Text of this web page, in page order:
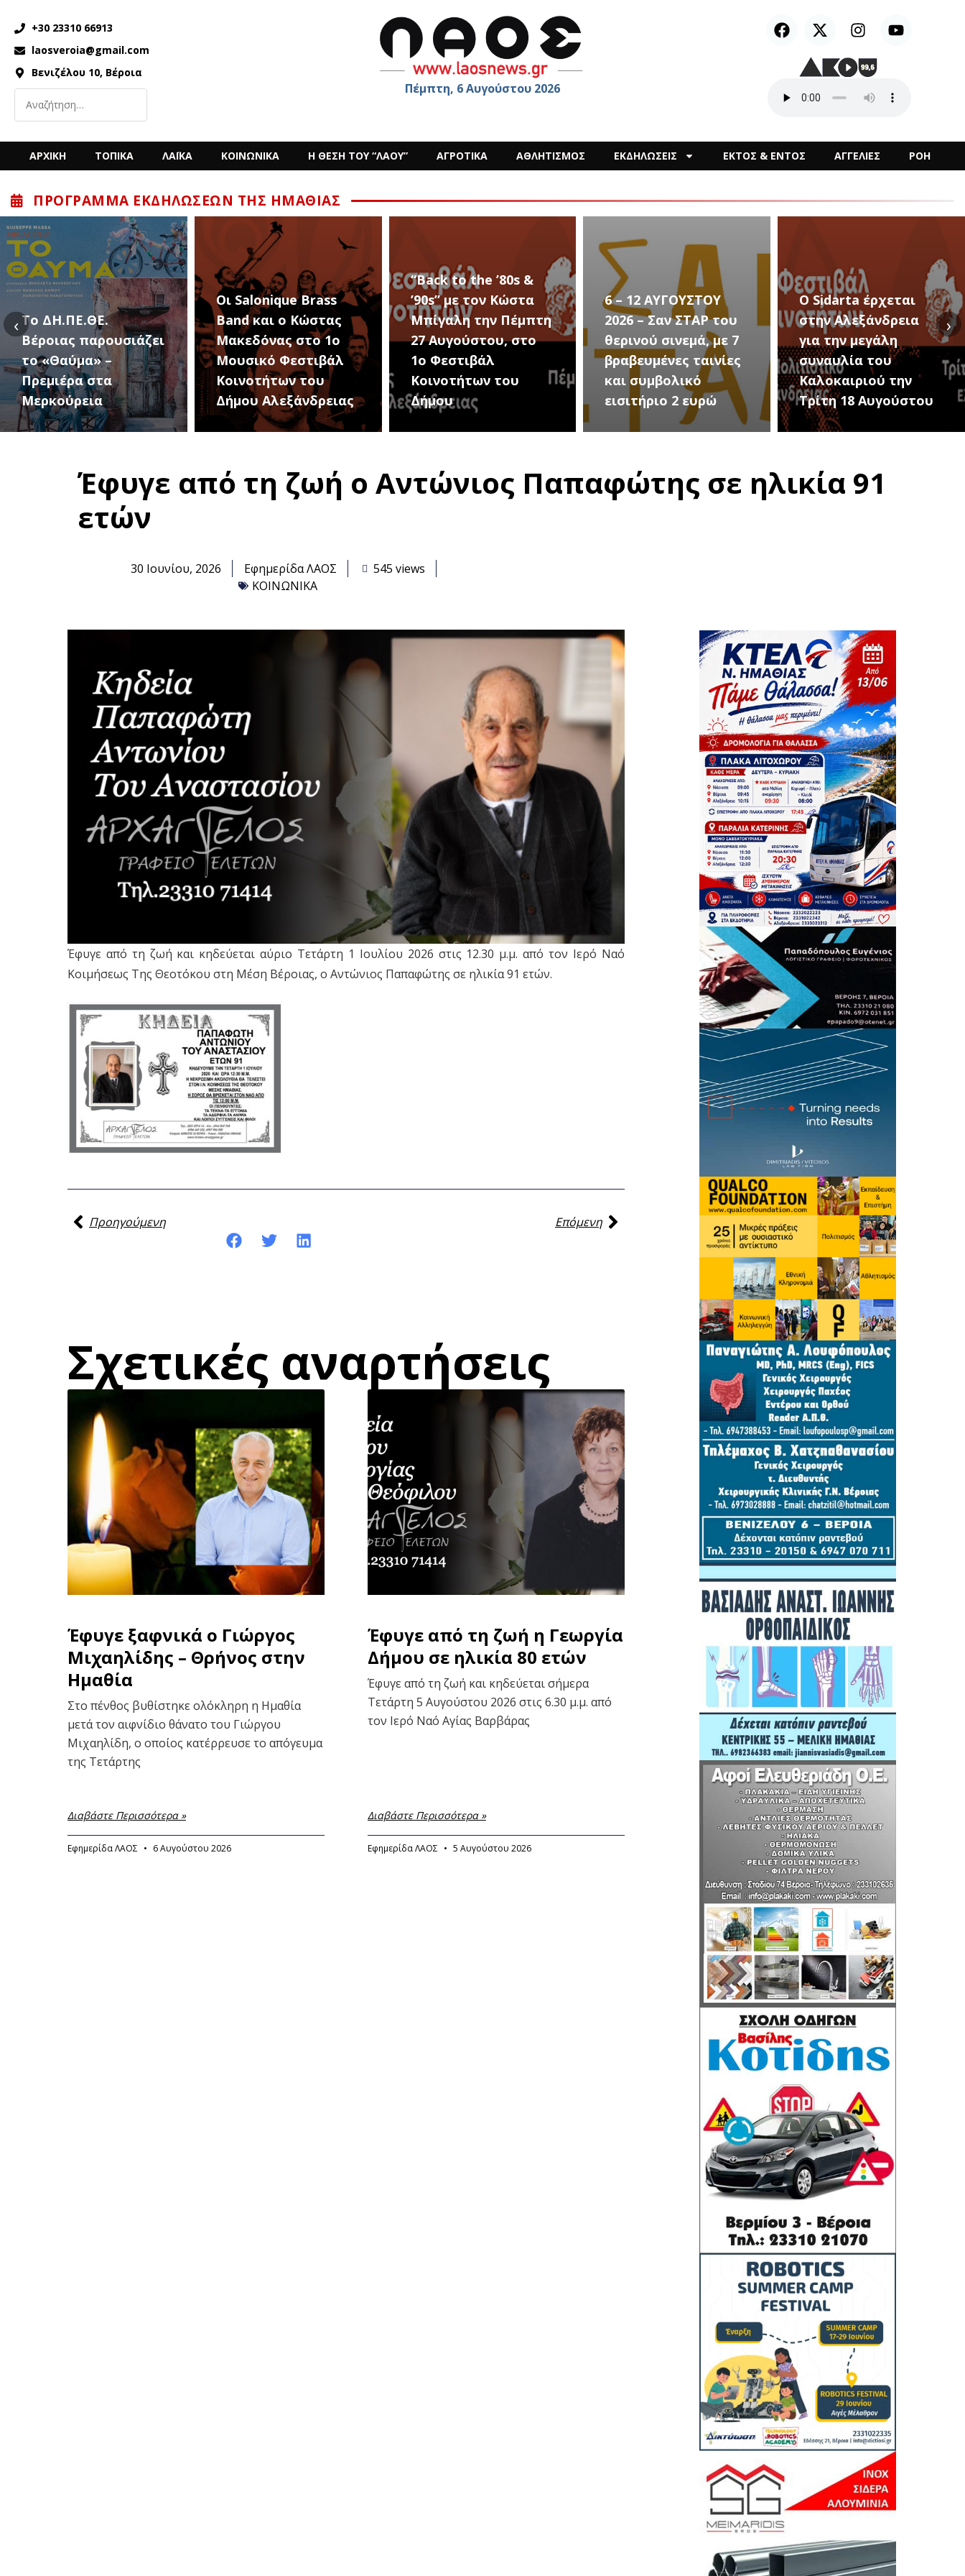
+30 23310 66913
laosveroia@gmail.com
Βενιζέλου 10, Βέροια
Πέμπτη, 6 Αυγούστου 2026
ΑΡΧΙΚΗ ΤΟΠΙΚΑ ΛΑΪΚΑ ΚΟΙΝΩΝΙΚΑ Η ΘΕΣΗ ΤΟΥ “ΛΑΟΥ” ΑΓΡΟΤΙΚΑ ΑΘΛΗΤΙΣΜΟΣ ΕΚΔΗΛΩΣΕΙΣ ΕΚΤΟΣ & ΕΝΤΟΣ ΑΓΓΕΛΙΕΣ ΡΟΗ
ΠΡΌΓΡΑΜΜΑ ΕΚΔΗΛΏΣΕΩΝ ΤΗΣ ΗΜΑΘΊΑΣ
Οι Salonique Brass
Band και ο Κώστας
Μακεδόνας στο 1ο
Μουσικό Φεστιβάλ
Κοινοτήτων του
Δήμου Αλεξάνδρειας
“Back to the ’80s &
’90s” με τον Κώστα
Μπίγαλη την Πέμπτη
27 Αυγούστου, στο
1ο Φεστιβάλ
Κοινοτήτων του
Δήμου
6 – 12 ΑΥΓΟΥΣΤΟΥ
2026 – Σαν ΣΤΑΡ του
θερινού σινεμά, με 7
βραβευμένες ταινίες
και συμβολικό
εισιτήριο 2 ευρώ
Ο Sidarta έρχεται
στην Αλεξάνδρεια
για την μεγάλη
συναυλία του
Καλοκαιριού την
Τρίτη 18 Αυγούστου
Καλλιτεχνικές
Εκδηλώσεις Νέου
Προδρόμου Ημαθίας
(Μεταμόρφωση του
Σωτήρος)
‹ ›
Έφυγε από τη ζωή ο Αντώνιος Παπαφώτης σε ηλικία 91
ετών
30 Ιουνίου, 2026 Εφημερίδα ΛΑΟΣ
545 views
ΚΟΙΝΩΝΙΚΑ
Έφυγε από τη ζωή και κηδεύεται αύριο Τετάρτη 1 Ιουλίου 2026 στις 12.30 μ.μ. από τον Ιερό Ναό
Κοιμήσεως Της Θεοτόκου στη Μέση Βέροιας, ο Αντώνιος Παπαφώτης σε ηλικία 91 ετών.
Προηγούμενη
Επόμενη
Σχετικές αναρτήσεις
Έφυγε ξαφνικά ο Γιώργος
Μιχαηλίδης – Θρήνος στην
Ημαθία
Στο πένθος βυθίστηκε ολόκληρη η Ημαθία
μετά τον αιφνίδιο θάνατο του Γιώργου
Μιχαηλίδη, ο οποίος κατέρρευσε το απόγευμα
της Τετάρτης
Διαβάστε Περισσότερα »
Εφημερίδα ΛΑΟΣ 6 Αυγούστου 2026
Έφυγε από τη ζωή η Γεωργία
Δήμου σε ηλικία 80 ετών
Έφυγε από τη ζωή και κηδεύεται σήμερα
Τετάρτη 5 Αυγούστου 2026 στις 6.30 μ.μ. από
τον Ιερό Ναό Αγίας Βαρβάρας
Διαβάστε Περισσότερα »
Εφημερίδα ΛΑΟΣ 5 Αυγούστου 2026